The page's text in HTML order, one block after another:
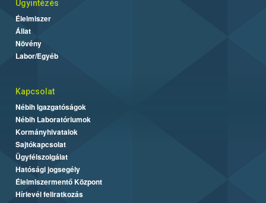
Ügyintézés
Élelmiszer
Állat
Növény
Labor/Egyéb
Kapcsolat
Nébih Igazgatóságok
Nébih Laboratóriumok
Kormányhivatalok
Sajtókapcsolat
Ügyfélszolgálat
Hatósági jogsegély
Élelmiszermentő Központ
Hírlevél feliratkozás